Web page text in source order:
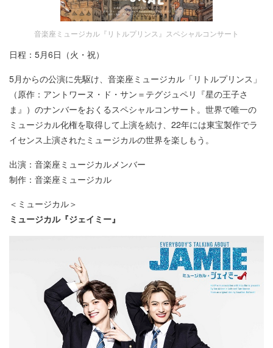
音楽座ミュージカル『リトルプリンス』スペシャルコンサート
日程：5月6日（火・祝）
5月からの公演に先駆け、音楽座ミュージカル「リトルプリンス」
（原作：アントワーヌ・ド・サン＝テグジュペリ『星の王子さ
ま』）のナンバーをおくるスペシャルコンサート。世界で唯一の
ミュージカル化権を取得して上演を続け、22年には東宝製作でラ
イセンス上演されたミュージカルの世界を楽しもう。
出演：音楽座ミュージカルメンバー
制作：音楽座ミュージカル
＜ミュージカル＞
ミュージカル『ジェイミー』